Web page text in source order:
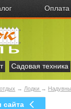
Оплата
Садовая техника
→ Лодки →
сайта